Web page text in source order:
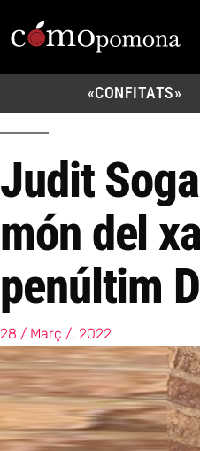
«CONFITATS»
Judit
món del
penúltim
28 / Març /, 2022